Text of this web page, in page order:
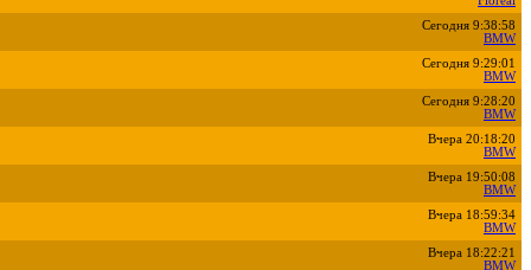
Сегодня 9:38:58
BMW
Сегодня 9:29:01
BMW
Сегодня 9:28:20
BMW
Вчера 20:18:20
BMW
Вчера 19:50:08
BMW
Вчера 18:59:34
BMW
Вчера 18:22:21
BMW